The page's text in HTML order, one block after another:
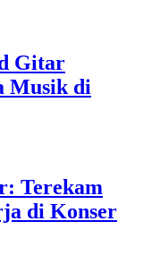
Gitar
Musik di
Terekam
di Konser